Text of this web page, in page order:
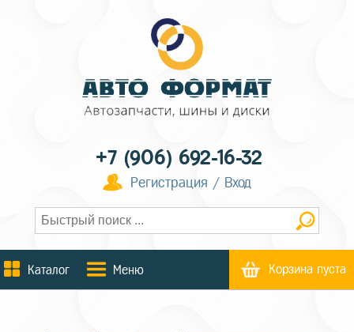
+7 (906) 692-16-32
Регистрация / Вход
Каталог Меню Корзина пуста